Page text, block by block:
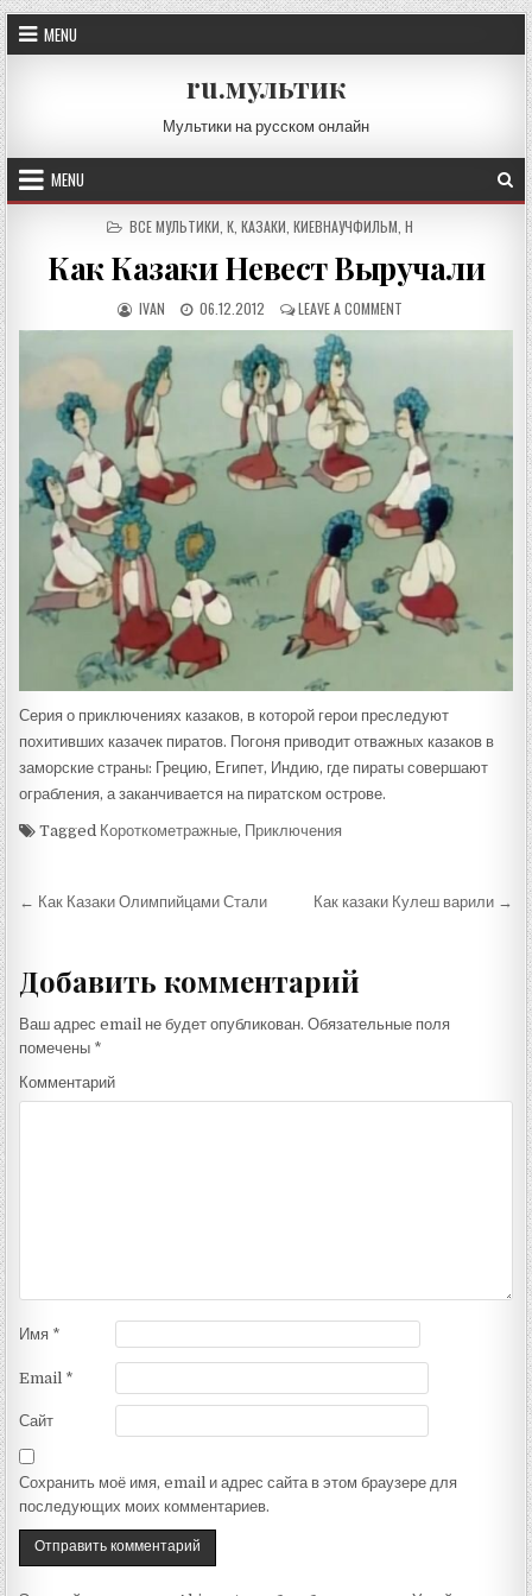
Skip
to
content
MENU
ru.мультик
Мультики на русском онлайн
MENU
POSTED
ВСЕ МУЛЬТИКИ К КАЗАКИ КИЕВНАУЧФИЛЬМ Н
Как Казаки Невест Выручали
AUTHOR:
IVAN
PUBLISHED
DATE:
06.12.2012 LEAVE A COMMENT
КАК
ВЫРУЧАЛИ
Серия о приключениях казаков, в которой герои преследуют
похитивших казачек пиратов. Погоня приводит отважных казаков в
заморские страны: Грецию, Египет, Индию, где пираты совершают
ограбления, а заканчивается на пиратском острове.
Tagged Короткометражные, Приключения
Навигация
записям
← Как Казаки Олимпийцами Стали Как казаки Кулеш варили →
Добавить комментарий
Ваш адрес email не будет опубликован. Обязательные поля
помечены *
Комментарий
Имя *
Email *
Сайт
Сохранить моё имя, email и адрес сайта в этом браузере для
последующих моих комментариев.